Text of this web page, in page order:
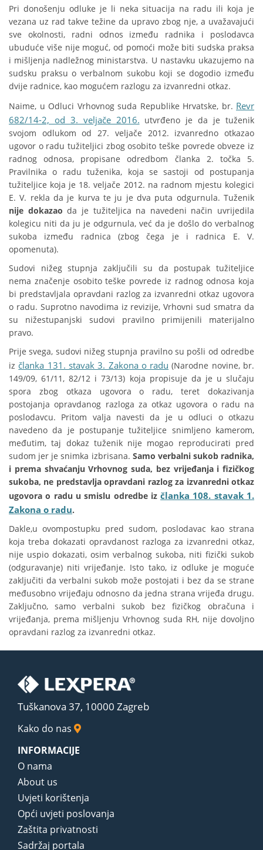
Pri donošenju odluke je li neka situacija na radu ili koja je
vezana uz rad takve težine da upravo zbog nje, a uvažavajući
sve okolnosti, radni odnos između radnika i poslodavca
ubuduće više nije moguć, od pomoći može biti sudska praksa
i mišljenja nadležnog ministarstva. U nastavku ukazujemo na
sudsku praksu o verbalnom sukobu koji se dogodio između
dvije radnice, kao mogućem razlogu za izvanredni otkaz.
Naime, u Odluci Vrhovnog suda Republike Hrvatske, br. Revr
682/14-2, od 3. veljače 2016. utvrđeno je da je tuženik
svojom odlukom od 27. veljače 2012. izvanredno otkazao
ugovor o radu tužiteljici zbog osobito teške povrede obveze iz
radnog odnosa, propisane odredbom članka 2. točka 5.
Pravilnika o radu tuženika, koja se sastoji od postupanja
tužiteljice koja je 18. veljače 2012. na radnom mjestu kolegici
E. V. rekla da je kurva te ju je dva puta odgurnula. Tuženik
nije dokazao da je tužiteljica na navedeni način uvrijedila
kolegicu niti da ju je odgurnula, već da je došlo do verbalnog
sukoba između radnica (zbog čega je i radnica E. V.
opomenuta).
Sudovi nižeg stupnja zaključili su da postupak tužiteljice
nema značenje osobito teške povrede iz radnog odnosa koja
bi predstavljala opravdani razlog za izvanredni otkaz ugovora
o radu. Suprotno navodima iz revizije, Vrhovni sud smatra da
su nižestupanjski sudovi pravilno primijenili materijalno
pravo.
Prije svega, sudovi nižeg stupnja pravilno su pošli od odredbe
iz članka 131. stavak 3. Zakona o radu (Narodne novine, br.
149/09, 61/11, 82/12 i 73/13) koja propisuje da je u slučaju
spora zbog otkaza ugovora o radu, teret dokazivanja
postojanja opravdanog razloga za otkaz ugovora o radu na
poslodavcu. Pritom valja navesti da je u odluci o otkazu
navedeno da je postupanje tužiteljice snimljeno kamerom,
međutim, taj dokaz tuženik nije mogao reproducirati pred
sudom jer je snimka izbrisana. Samo verbalni sukob radnika,
i prema shvaćanju Vrhovnog suda, bez vrijeđanja i fizičkog
sukoba, ne predstavlja opravdani razlog za izvanredni otkaz
ugovora o radu u smislu odredbe izčlanka 108. stavak 1.
Zakona o radu.
Dakle,u ovompostupku pred sudom, poslodavac kao strana
koja treba dokazati opravdanost razloga za izvanredni otkaz,
nije uspio dokazati, osim verbalnog sukoba, niti fizički sukob
(odguravanje) niti vrijeđanje. Isto tako, iz odluke je moguće
zaključiti da verbalni sukob može postojati i bez da se strane
međusobno vrijeđaju odnosno da jedna strana vrijeđa drugu.
Zaključno, samo verbalni sukob bez fizičkog obračuna i
vrijeđanja, prema mišljenju Vrhovnog suda RH, nije dovoljno
opravdani razlog za izvanredni otkaz.
Tuškanova 37, 10000 Zagreb
Kako do nas
INFORMACIJE
O nama
About us
Uvjeti korištenja
Opći uvjeti poslovanja
Zaštita privatnosti
Sadržaj portala